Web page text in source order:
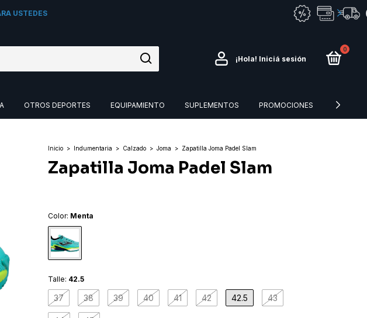
NUESTRA TIENDA MAYORISTA
¡Hola! Iniciá sesión
0
OTROS DEPORTES EQUIPAMIENTO SUPLEMENTOS PROMOCIONES CESPED
Inicio > Indumentaria > Calzado > Joma > Zapatilla Joma Padel Slam
Zapatilla Joma Padel Slam
Color: Menta
Talle: 42.5
37 38 39 40 41 42 42.5 43